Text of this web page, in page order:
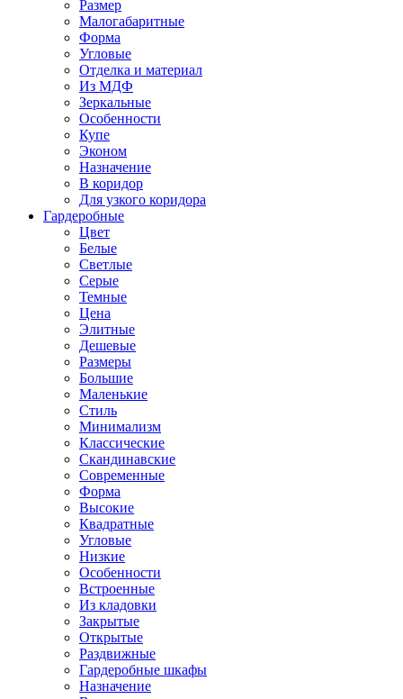
Размер
Малогабаритные
Форма
Угловые
Отделка и материал
Из МДФ
Зеркальные
Особенности
Купе
Эконом
Назначение
В коридор
Для узкого коридора
Гардеробные
Цвет
Белые
Светлые
Серые
Темные
Цена
Элитные
Дешевые
Размеры
Большие
Маленькие
Стиль
Минимализм
Классические
Скандинавские
Современные
Форма
Высокие
Квадратные
Угловые
Низкие
Особенности
Встроенные
Из кладовки
Закрытые
Открытые
Раздвижные
Гардеробные шкафы
Назначение